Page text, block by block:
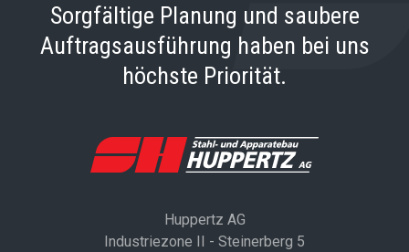
Sorgfältige Planung und saubere
Auftragsausführung haben bei uns
höchste Priorität.
Huppertz AG
Industriezone II - Steinerberg 5